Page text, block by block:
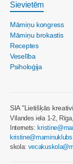
Sievietēm
Māmiņu kongress
Māmiņu brokastis
Receptes
Veselība
Psiholoģija
SIA "Lietišķās
Vīlandes iela 1-2,
Internets:
skola: